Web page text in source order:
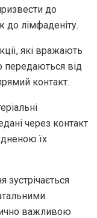
до
до лімфаденіту.
які вражають
передаються від
контакт.
через контакт
їх
зустрічається
важливою